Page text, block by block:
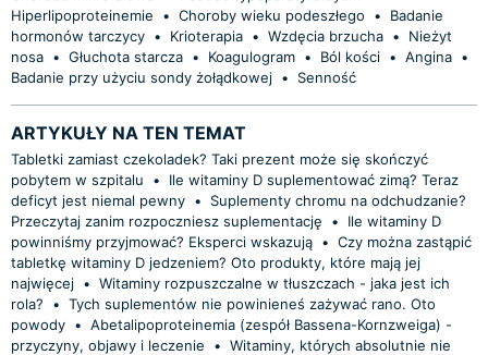
Hiperlipoproteinemie
• Choroby wieku podeszłego •
Badanie
hormonów tarczycy • Krioterapia • Wzdęcia brzucha •
Nieżyt
nosa • Głuchota starcza • Koagulogram • Ból kości • Angina •
Badanie przy użyciu sondy żołądkowej • Senność
ARTYKUŁY NA TEN TEMAT
Tabletki zamiast czekoladek? Taki prezent może się skończyć
pobytem w szpitalu
•
Ile witaminy D suplementować zimą? Teraz
deficyt jest niemal pewny •
Suplementy chromu na odchudzanie?
Przeczytaj zanim rozpoczniesz suplementację
•
Ile witaminy D
powinniśmy przyjmować? Eksperci wskazują • Czy można zastąpić
tabletkę witaminy D jedzeniem? Oto produkty, które mają jej
najwięcej • Witaminy rozpuszczalne w tłuszczach - jaka jest ich
rola?
• Tych suplementów nie powinieneś zażywać rano. Oto
powody • Abetalipoproteinemia (zespół Bassena-Kornzweiga) -
przyczyny, objawy i leczenie
• Witaminy, których absolutnie nie